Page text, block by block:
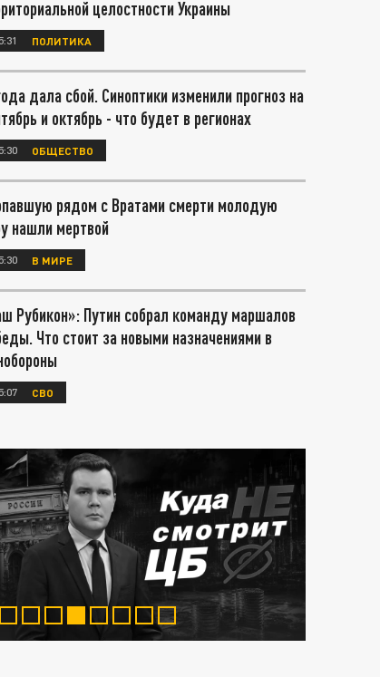
целостности Украины
ПОЛИТИКА
дала сбой. Синоптики изменили прогноз на
и октябрь - что будет в регионах
ОБЩЕСТВО
рядом с Вратами смерти молодую
нашли мертвой
В МИРЕ
Рубикон»: Путин собрал команду маршалов
Что стоит за новыми назначениями в
СВО